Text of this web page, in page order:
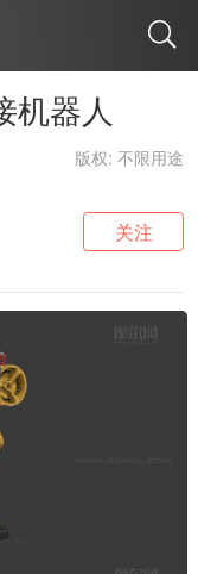
机器人
版权: 不限用途
关注
取消